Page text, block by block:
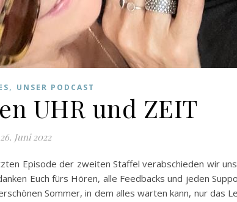
, UNSER PODCAST
UHR und ZEIT
26. Juni 2022
Episode der zweiten Staffel verabschieden wir
Euch fürs Hören, alle Feedbacks und jeden
Sommer, in dem alles warten kann, nur das